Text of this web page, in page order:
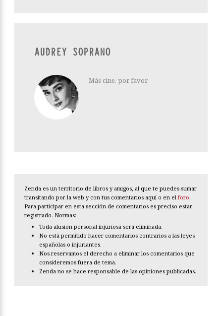
AUDREY SOPRANO
Más cine, por favor
Zenda es un territorio de libros y amigos, al que te puedes sumar
transitando por la web y con tus comentarios aquí o en el foro.
Para participar en esta sección de comentarios es preciso estar
registrado. Normas:
Toda alusión personal injuriosa será eliminada.
No está permitido hacer comentarios contrarios a las leyes
españolas o injuriantes.
Nos reservamos el derecho a eliminar los comentarios que
consideremos fuera de tema.
Zenda no se hace responsable de las opiniones publicadas.